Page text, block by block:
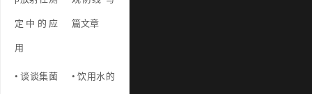
定中的应
用
篇文章
• 谈谈集菌 • 饮用水的